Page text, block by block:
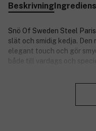
Beskrivning
Snö Of Sweden Steel
slät och smidig kedja. Den
elegant touch och gör
både till vardags och